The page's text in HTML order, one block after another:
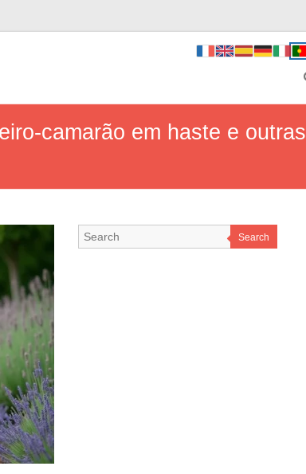
camarão em haste e outras
Search